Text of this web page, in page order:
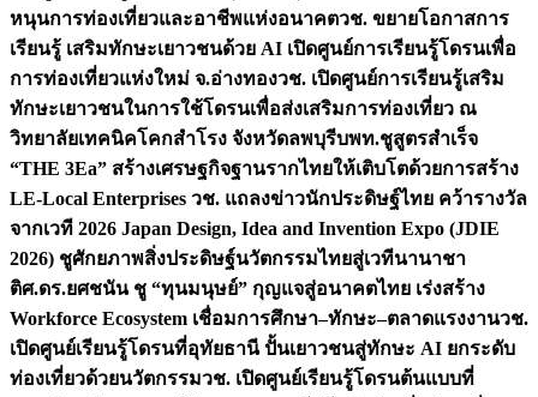
หนุนการท่องเที่ยวและอาชีพแห่งอนาคตวช. ขยายโอกาสการ
เรียนรู้ เสริมทักษะเยาวชนด้วย AI เปิดศูนย์การเรียนรู้โดรนเพื่อ
การท่องเที่ยวแห่งใหม่ จ.อ่างทองวช. เปิดศูนย์การเรียนรู้เสริม
ทักษะเยาวชนในการใช้โดรนเพื่อส่งเสริมการท่องเที่ยว ณ
วิทยาลัยเทคนิคโคกสำโรง จังหวัดลพบุรีบพท.ชูสูตรสำเร็จ
“THE 3Ea” สร้างเศรษฐกิจฐานรากไทยให้เติบโตด้วยการสร้าง
LE-Local Enterprises วช. แถลงข่าวนักประดิษฐ์ไทย คว้ารางวัล
จากเวที 2026 Japan Design, Idea and Invention Expo (JDIE
2026) ชูศักยภาพสิ่งประดิษฐ์นวัตกรรมไทยสู่เวทีนานาชา
ติศ.ดร.ยศชนัน ชู “ทุนมนุษย์” กุญแจสู่อนาคตไทย เร่งสร้าง
Workforce Ecosystem เชื่อมการศึกษา–ทักษะ–ตลาดแรงงานวช.
เปิดศูนย์เรียนรู้โดรนที่อุทัยธานี ปั้นเยาวชนสู่ทักษะ AI ยกระดับ
ท่องเที่ยวด้วยนวัตกรรมวช. เปิดศูนย์เรียนรู้โดรนต้นแบบที่